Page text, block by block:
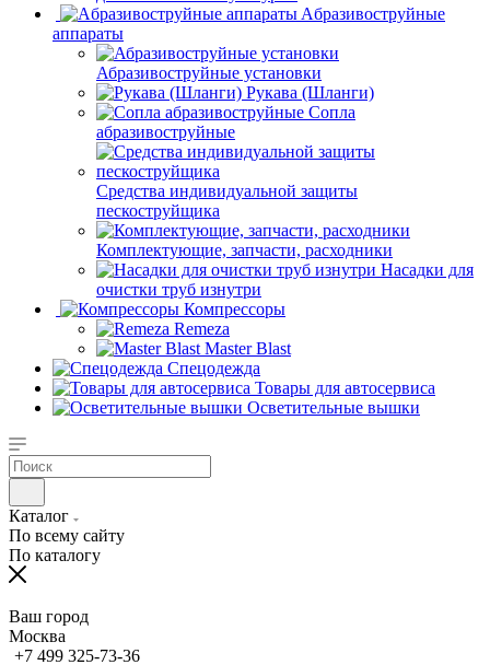
Aбразивоструйные
аппараты
Абразивоструйные установки
Рукава (Шланги)
Сопла
абразивоструйные
Средства индивидуальной защиты
пескоструйщика
Комплектующие, запчасти, расходники
Насадки для
очистки труб изнутри
Компрессоры
Remeza
Master Blast
Спецодежда
Товары для автосервиса
Осветительные вышки
Каталог
По всему сайту
По каталогу
Ваш город
Москва
+7 499 325-73-36